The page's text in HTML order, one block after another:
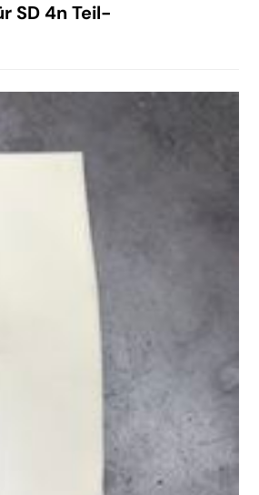
SD 4n Teil-